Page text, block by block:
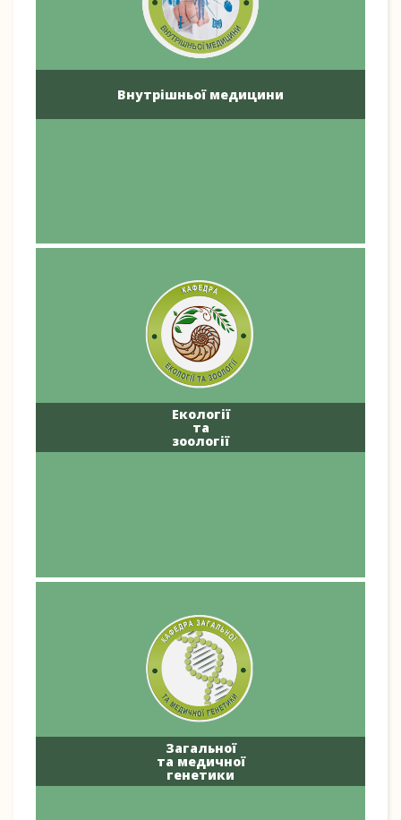
Внутрішньої медицини
Екології
та
зоології
Загальної
та медичної
генетики